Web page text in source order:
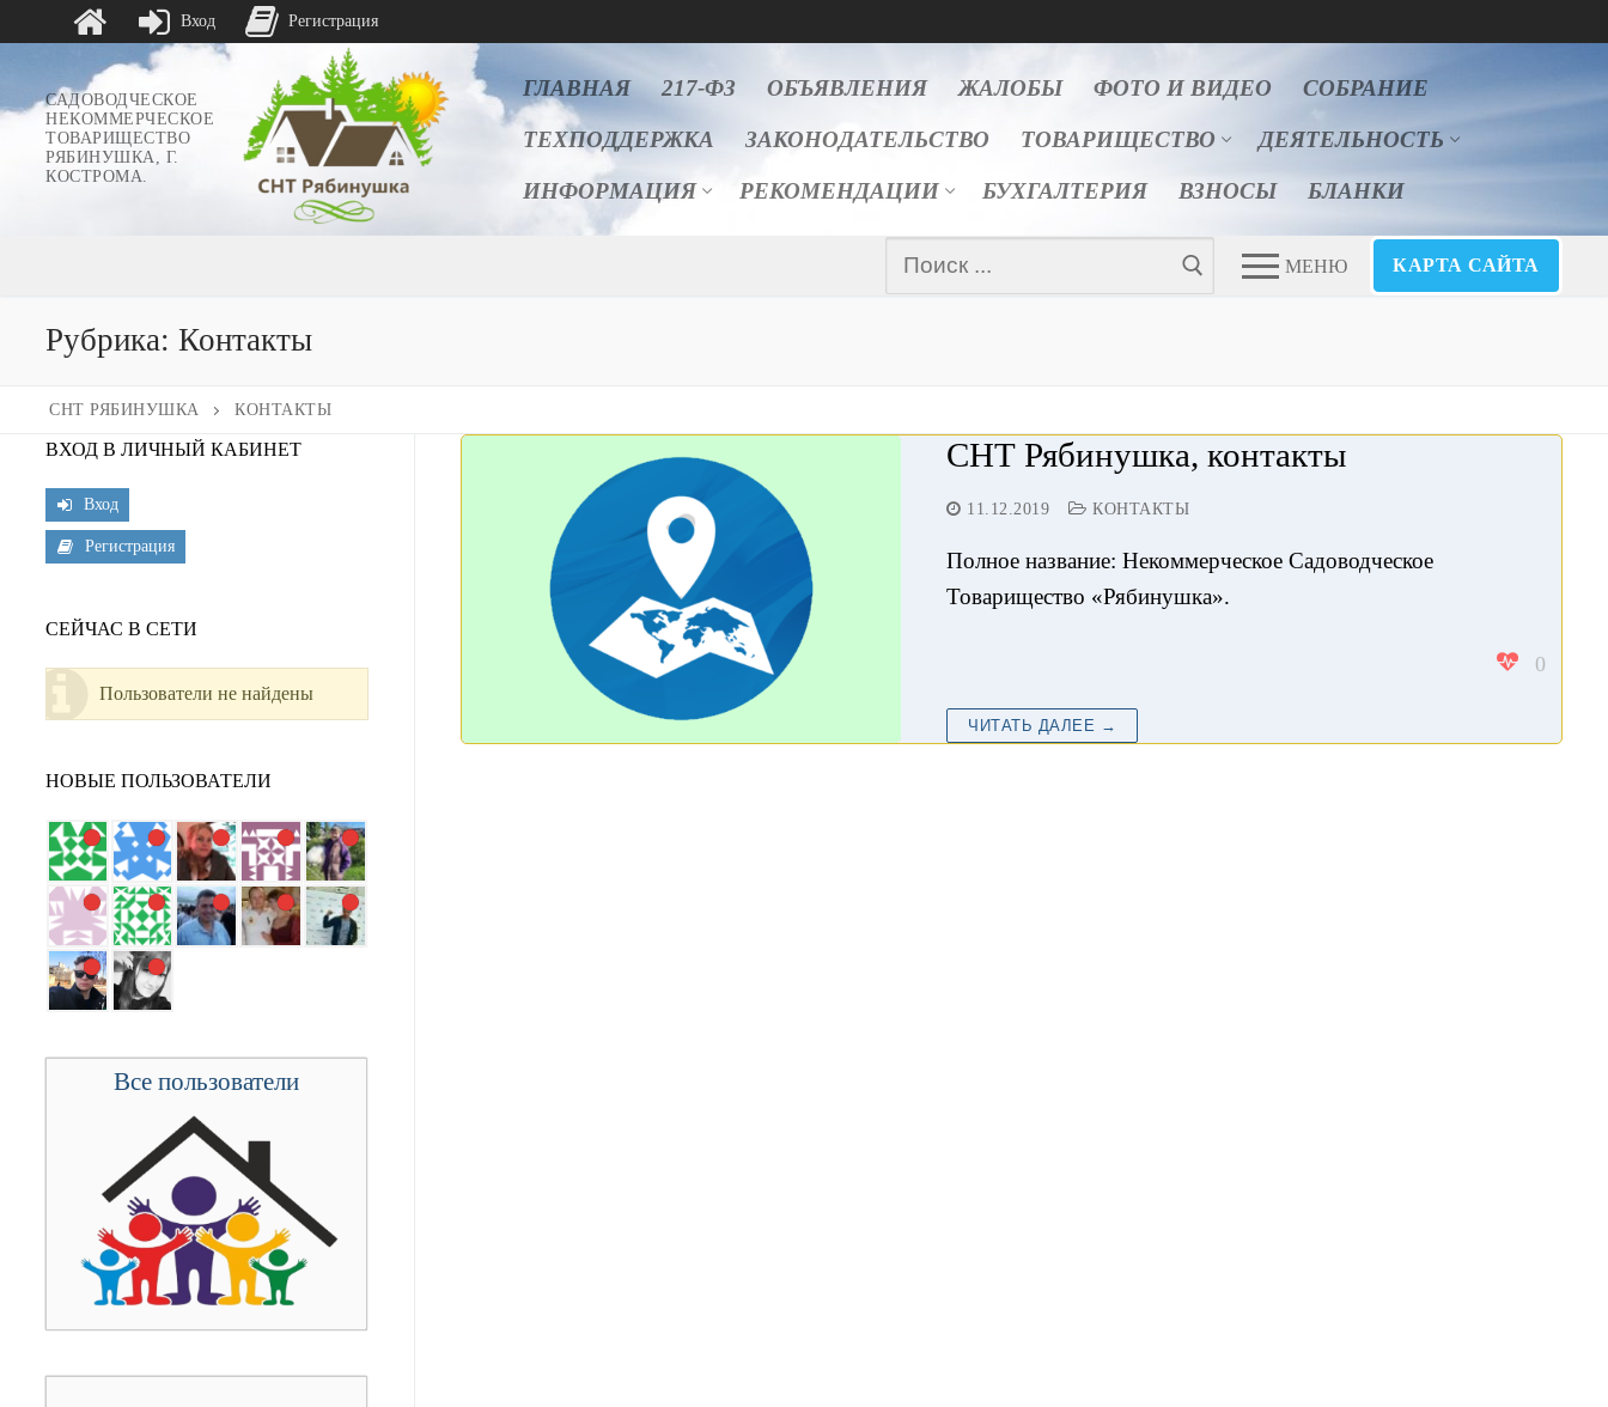
содержимому
САДОВОДЧЕСКОЕ
НЕКОММЕРЧЕСКОЕ
ТОВАРИЩЕСТВО
РЯБИНУШКА, Г.
КОСТРОМА.
ГЛАВНАЯ 217-ФЗ ОБЪЯВЛЕНИЯ ЖАЛОБЫ ФОТО И ВИДЕО СОБРАНИЕ
ТЕХПОДДЕРЖКА ЗАКОНОДАТЕЛЬСТВО ТОВАРИЩЕСТВО ДЕЯТЕЛЬНОСТЬ
ИНФОРМАЦИЯ РЕКОМЕНДАЦИИ БУХГАЛТЕРИЯ ВЗНОСЫ БЛАНКИ
Найти: МЕНЮ КАРТА САЙТА
Рубрика: Контакты
СНТ РЯБИНУШКА КОНТАКТЫ
СНТ Рябинушка, контакты
11.12.2019 КОНТАКТЫ
Полное название: Некоммерческое Садоводческое
Товарищество «Рябинушка».
0
ЧИТАТЬ ДАЛЕЕ →
ВХОД В ЛИЧНЫЙ КАБИНЕТ
Вход
Регистрация
СЕЙЧАС В СЕТИ
Пользователи не найдены
НОВЫЕ ПОЛЬЗОВАТЕЛИ
Все пользователи
Вход Регистрация